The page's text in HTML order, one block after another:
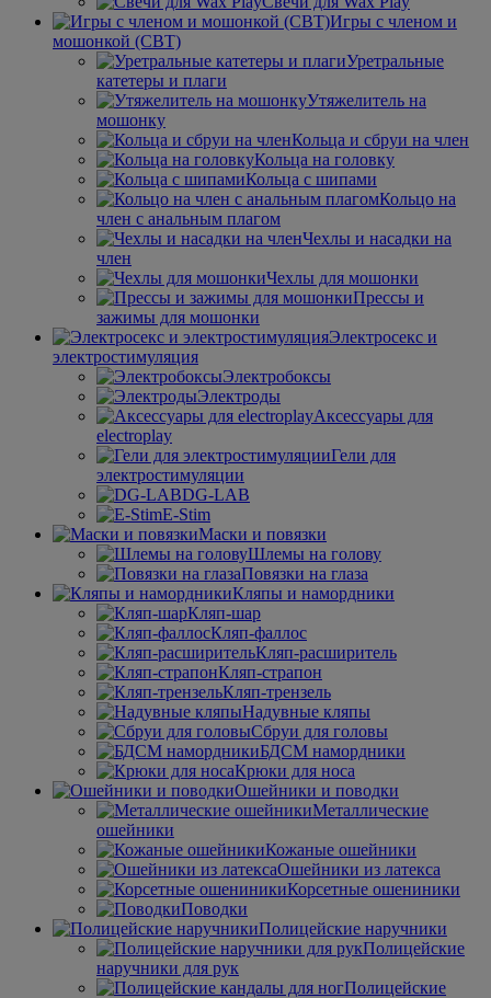
Игры с членом и
мошонкой (CBT)
Уретральные
катетеры и плаги
Утяжелитель на
мошонку
Кольца и сбруи на член
Кольца на головку
Кольца с шипами
Кольцо на
член с анальным плагом
Чехлы и насадки на
член
Чехлы для мошонки
Прессы и
зажимы для мошонки
Электросекс и
электростимуляция
Электробоксы
Электроды
Аксессуары для
electroplay
Гели для
электростимуляции
DG-LAB
E-Stim
Маски и повязки
Шлемы на голову
Повязки на глаза
Кляпы и намордники
Кляп-шар
Кляп-фаллос
Кляп-расширитель
Кляп-страпон
Кляп-трензель
Надувные кляпы
Сбруи для головы
БДСМ намордники
Крюки для носа
Ошейники и поводки
Металлические
ошейники
Кожаные ошейники
Ошейники из латекса
Корсетные ошениники
Поводки
Полицейские наручники
Полицейские
наручники для рук
Полицейские